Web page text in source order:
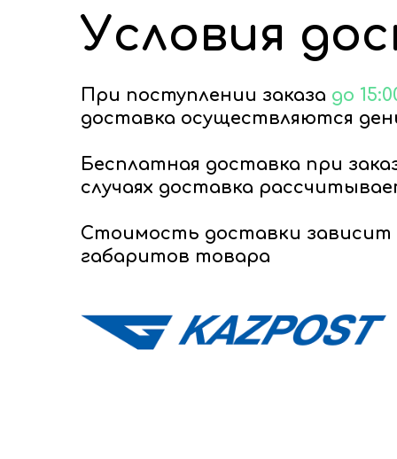
При поступлении заказа до
доставка осуществляются
Бесплатная доставка при
случаях доставка
Стоимость доставки зависит
габаритов товара
Условия